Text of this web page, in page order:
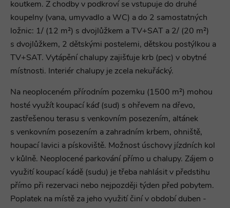
koutkem. Z chodby v podkroví se vstupuje do druhé
koupelny (vana, umyvadlo a WC) a do 2 samostatných
ložnic: 1/ (12 m²) s dvojlůžkem a TV+SAT a 2/ (20 m²)
s dvojlůžkem, 2 dětskými postelemi, dětskou postýlkou a
TV+SAT. Vytápění chalupy zajišťuje krb (pec) v obytné
místnosti. Interiér chalupy je zcela nekuřácký.
Na neoploceném přírodním pozemku (1500 m²) mohou
hosté využít koupací káď (sud) s ohřevem na dřevo,
zastřešenou terasu s venkovním posezením, altánek
s venkovním posezením a zahradním krbem, ohniště,
houpací lavici a pískoviště. Možnost úschovy jízdních kol
v kůlně. Neoplocené parkování přímo u chalupy. Zájem o
využití koupací kádě (sudu) je třeba nahlásit v předstihu
přímo při rezervaci nebo nejpozději týden před pobytem.
Poplatek na místě za jeho využití činí v období duben -